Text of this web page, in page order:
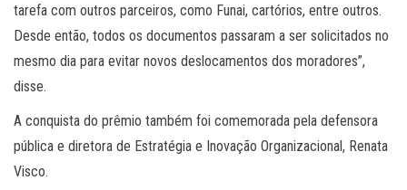
tarefa com outros parceiros, como Funai, cartórios, entre outros.
Desde então, todos os documentos passaram a ser solicitados no
mesmo dia para evitar novos deslocamentos dos moradores”,
disse.
A conquista do prêmio também foi comemorada pela defensora
pública e diretora de Estratégia e Inovação Organizacional, Renata
Visco.